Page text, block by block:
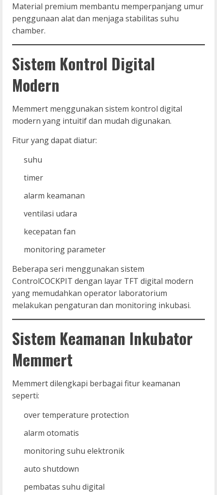
Material premium membantu memperpanjang umur
penggunaan alat dan menjaga stabilitas suhu
chamber.
Sistem Kontrol Digital
Modern
Memmert menggunakan sistem kontrol digital
modern yang intuitif dan mudah digunakan.
Fitur yang dapat diatur:
suhu
timer
alarm keamanan
ventilasi udara
kecepatan fan
monitoring parameter
Beberapa seri menggunakan sistem
ControlCOCKPIT dengan layar TFT digital modern
yang memudahkan operator laboratorium
melakukan pengaturan dan monitoring inkubasi.
Sistem Keamanan Inkubator
Memmert
Memmert dilengkapi berbagai fitur keamanan
seperti:
over temperature protection
alarm otomatis
monitoring suhu elektronik
auto shutdown
pembatas suhu digital